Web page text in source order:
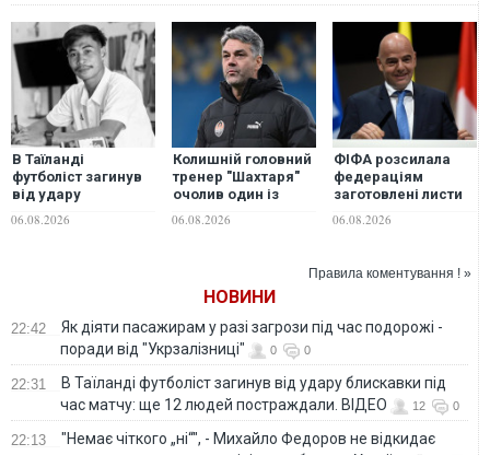
В Таїланді
футболіст загинув
від удару
блискавки під час
матчу: ще 12 людей
06.08.2026
Колишній головний
тренер "Шахтаря"
очолив один із
найкращих клубів
Саудівської Аравії
06.08.2026
ФІФА розсилала
федераціям
заготовлені листи
на підтримку
переобрання
06.08.2026
Правила коментування ! »
НОВИНИ
22:42
Як діяти пасажирам у разі загрози під час подорожі -
поради від "Укрзалізниці"
0 0
22:31
В Таїланді футболіст загинув від удару блискавки під
час матчу: ще 12 людей постраждали. ВІДЕО
12 0
22:13
"Немає чіткого „ні“", - Михайло Федоров не відкидає